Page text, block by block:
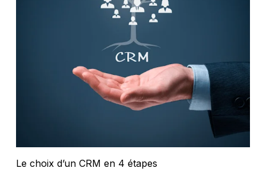
Le choix d’un CRM en 4 étapes